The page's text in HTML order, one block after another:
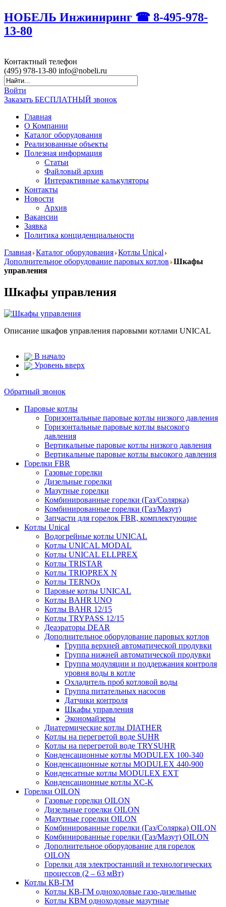
НОБЕЛЬ Инжиниринг ☎ 8-495-978-
13-80
Контактный телефон
(495) 978-13-80 info@nobeli.ru
Войти
Заказать БЕСПЛАТНЫЙ звонок
Главная
О Компании
Каталог оборудования
Реализованные объекты
Полезная информация
Статьи
Файловый архив
Интерактивные калькуляторы
Контакты
Новости
Архив
Вакансии
Заявка
Политика конциденциальности
Главная Каталог оборудования Котлы Unical
Дополнительное оборудование паровых котлов Шкафы
управления
Шкафы управления
Описание шкафов управления паровыми котлами UNICAL
В начало
Уровень вверх
Обратный звонок
Паровые котлы
Горизонтальные паровые котлы низкого давления
Горизонтальные паровые котлы высокого
давления
Вертикальные паровые котлы низкого давления
Вертикальные паровые котлы высокого давления
Горелки FBR
Газовые горелки
Дизельные горелки
Мазутные горелки
Комбинированные горелки (Газ/Солярка)
Комбинированные горелки (Газ/Мазут)
Запчасти для горелок FBR, комплектующие
Котлы Unical
Водогрейные котлы UNICAL
Котлы UNICAL MODAL
Котлы UNICAL ELLPREX
Котлы TRISTAR
Котлы TRIOPREX N
Котлы TERNOx
Паровые котлы UNICAL
Котлы BAHR UNO
Котлы BAHR 12/15
Котлы TRYPASS 12/15
Деаэраторы DEAR
Дополнительное оборудование паровых котлов
Группа верхней автоматической продувки
Группа нижней автоматической продувки
Группа модуляции и поддержания контроля
уровня воды в котле
Охладитель проб котловой воды
Группа питательных насосов
Датчики контроля
Шкафы управления
Экономайзеры
Диатермические котлы DIATHER
Котлы на перегретой воде SUHR
Котлы на перегретой воде TRYSUHR
Конденсационные котлы MODULEX 100-340
Конденсационные котлы MODULEX 440-900
Конденсатные котлы MODULEX EXT
Конденсационные котлы XC-K
Горелки OILON
Газовые горелки OILON
Дизельные горелки OILON
Мазутные горелки OILON
Комбинированные горелки (Газ/Солярка) OILON
Комбинированные горелки (Газ/Мазут) OILON
Дополнительное оборудование для горелок
OILON
Горелки для электростанций и технологических
процессов (2 – 63 мВт)
Котлы КВ-ГМ
Котлы КВ-ГМ одноходовые газо-дизельные
Котлы КВМ одноходовые мазутные